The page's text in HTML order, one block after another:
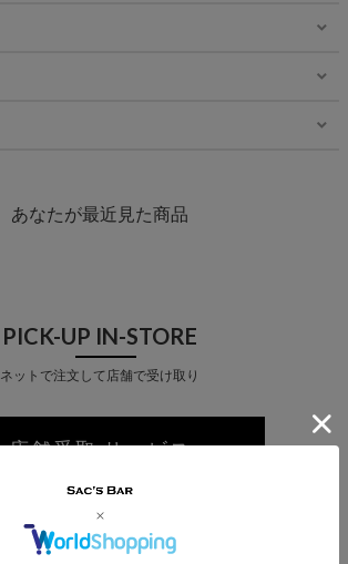
あなたが最近見た商品
PICK-UP IN-STORE
ネットで注文して店舗で受け取り
店舗受取 サービス
MAIL MAGAZINE